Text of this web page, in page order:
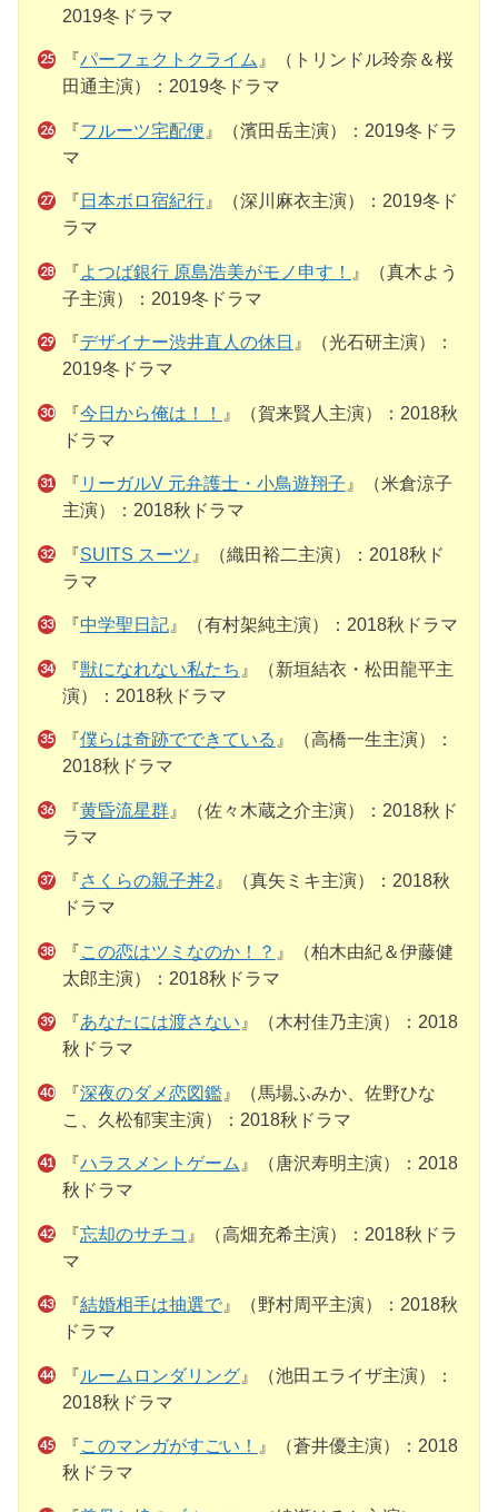
2019冬ドラマ
『 パーフェクトクライム』（トリンドル玲奈＆桜
田通主演）：2019冬ドラマ
『フルーツ宅配便 』（濱田岳主演）：2019冬ドラ
マ
『 日本ボロ宿紀行』（深川麻衣主演）：2019冬ド
ラマ
『よつば銀行 原島浩美がモノ申す！
』（真木よう
子主演）：2019冬ドラマ
『デザイナー渋井直人の休日 』（光石研主演）：
2019冬ドラマ
『今日から俺は！！
』（賀来賢人主演）：2018秋
ドラマ
『 リーガルV 元弁護士・小鳥遊翔子 』（米倉涼子
主演）：2018秋ドラマ
『SUITS スーツ 』（織田裕二主演）：2018秋ド
ラマ
『中学聖日記』（有村架純主演）：2018秋ドラマ
『獣になれない私たち 』（新垣結衣・松田龍平主
演）：2018秋ドラマ
『僕らは奇跡でできている 』（高橋一生主演）：
2018秋ドラマ
『黄昏流星群』（佐々木蔵之介主演）：2018秋ド
ラマ
『さくらの親子丼2 』（真矢ミキ主演）：2018秋
ドラマ
『この恋はツミなのか！？ 』（柏木由紀＆伊藤健
太郎主演）：2018秋ドラマ
『あなたには渡さない 』（木村佳乃主演）：2018
秋ドラマ
『深夜のダメ恋図鑑』（馬場ふみか、佐野ひな
こ、久松郁実主演）：2018秋ドラマ
『ハラスメントゲーム 』（唐沢寿明主演）：2018
秋ドラマ
『忘却のサチコ 』（高畑充希主演）：2018秋ドラ
マ
『結婚相手は抽選で』（野村周平主演）：2018秋
ドラマ
『ルームロンダリング』（池田エライザ主演）：
2018秋ドラマ
『このマンガがすごい！
』（蒼井優主演）：2018
秋ドラマ